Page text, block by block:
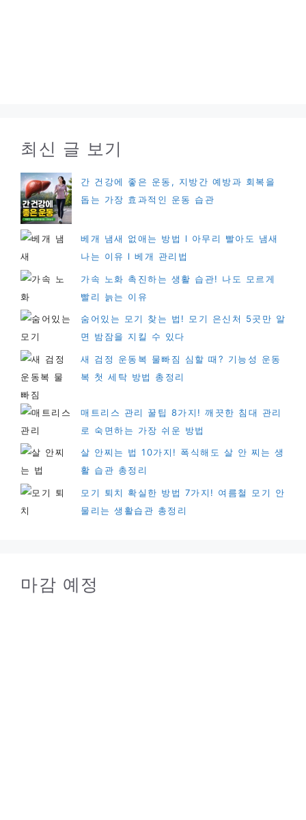
최신 글 보기
간 건강에 좋은 운동, 지방간 예방과 회복을
돕는 가장 효과적인 운동 습관
베개 냄새 없애는 방법 l 아무리 빨아도 냄새
나는 이유 l 베개 관리법
가속 노화 촉진하는 생활 습관! 나도 모르게
빨리 늙는 이유
숨어있는 모기 찾는 법! 모기 은신처 5곳만 알
면 밤잠을 지킬 수 있다
새 검정 운동복 물빠짐 심할 때? 기능성 운동
복 첫 세탁 방법 총정리
매트리스 관리 꿀팁 8가지! 깨끗한 침대 관리
로 숙면하는 가장 쉬운 방법
살 안찌는 법 10가지! 폭식해도 살 안 찌는 생
활 습관 총정리
모기 퇴치 확실한 방법 7가지! 여름철 모기 안
물리는 생활습관 총정리
마감 예정